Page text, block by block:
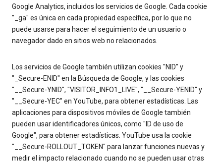
Google Analytics, incluidos los servicios de Google. Cada cookie
"_ga" es única en cada propiedad específica, por lo que no
puede usarse para hacer el seguimiento de un usuario o
navegador dado en sitios web no relacionados.
Los servicios de Google también utilizan cookies "NID" y
"_Secure-ENID" en la Búsqueda de Google, y las cookies
"__Secure-YNID", "VISITOR_INFO1_LIVE", "__Secure-YENID" y
"__Secure-YEC" en YouTube, para obtener estadísticas. Las
aplicaciones para dispositivos móviles de Google también
pueden usar identificadores únicos, como "ID de uso de
Google", para obtener estadísticas. YouTube usa la cookie
"__Secure-ROLLOUT_TOKEN" para lanzar funciones nuevas y
medir el impacto relacionado cuando no se pueden usar otras